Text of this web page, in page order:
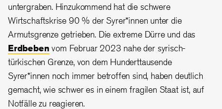
untergraben. Hinzukommend hat die schwere
Wirtschaftskrise 90 % der Syrer*innen unter die
Armutsgrenze getrieben. Die extreme Dürre und das
Erdbeben vom Februar 2023 nahe der syrisch-
türkischen Grenze, von dem Hunderttausende
Syrer*innen noch immer betroffen sind, haben deutlich
gemacht, wie schwer es in einem fragilen Staat ist, auf
Notfälle zu reagieren.